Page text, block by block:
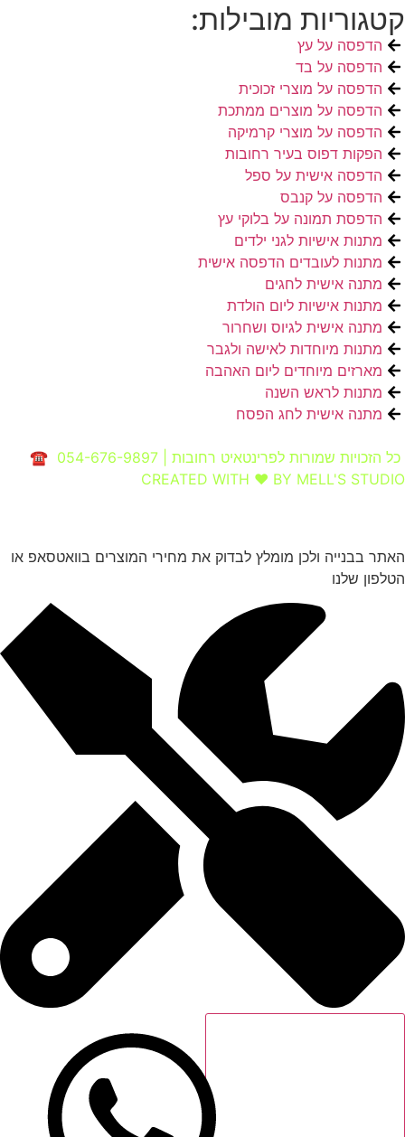
קטגוריות מובילות:
הדפסה על עץ
הדפסה על בד
הדפסה על מוצרי זכוכית
הדפסה על מוצרים ממתכת
הדפסה על מוצרי קרמיקה
הפקות דפוס בעיר רחובות
הדפסה אישית על ספל
הדפסה על קנבס
הדפסת תמונה על בלוקי עץ
מתנות אישיות לגני ילדים
מתנות לעובדים הדפסה אישית
מתנה אישית לחגים
מתנות אישיות ליום הולדת
מתנה אישית לגיוס ושחרור
מתנות מיוחדות לאישה ולגבר
מארזים מיוחדים ליום האהבה
מתנות לראש השנה
מתנה אישית לחג הפסח
כל הזכויות שמורות לפרינטאיט רחובות | 054-676-9897 ☎
CREATED WITH ❤ BY MELL'S STUDIO​
האתר בבנייה ולכן מומלץ לבדוק את מחירי המוצרים בוואטסאפ או
הטלפון שלנו